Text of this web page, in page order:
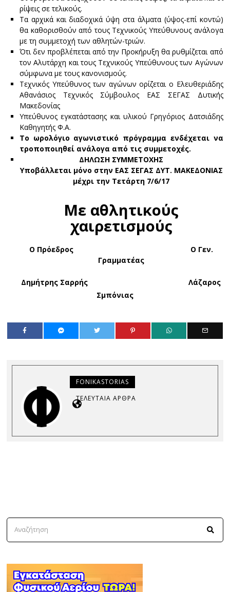
ρίψεις σε τελικούς.
Τα αρχικά και διαδοχικά ύψη στα άλματα (ύψος-επί κοντώ)
θα καθορισθούν από τους Τεχνικούς Υπεύθυνους ανάλογα
με τη συμμετοχή των αθλητών-τριών.
Ότι δεν προβλέπεται από την Προκήρυξη θα ρυθμίζεται από
τον Αλυτάρχη και τους Τεχνικούς Υπεύθυνους των Αγώνων
σύμφωνα με τους κανονισμούς.
Τεχνικός Υπεύθυνος των αγώνων ορίζεται ο Ελευθεριάδης
Αθανάσιος Τεχνικός Σύμβουλος ΕΑΣ ΣΕΓΑΣ Δυτικής
Μακεδονίας
Υπεύθυνος εγκατάστασης και υλικού Γρηγόριος Δατσιάδης
Καθηγητής Φ.Α.
Το ωρολόγιο αγωνιστικό πρόγραμμα ενδέχεται να
τροποποιηθεί ανάλογα από τις συμμετοχές.
ΔΗΛΩΣΗ ΣΥΜΜΕΤΟΧΗΣ
Υποβάλλεται μόνο στην ΕΑΣ ΣΕΓΑΣ ΔΥΤ. ΜΑΚΕΔΟΝΙΑΣ
μέχρι την Τετάρτη 7/6/17
Με αθλητικούς
χαιρετισμούς
Ο Πρόεδρος Ο Γεν.
Γραμματέας
Δημήτρης Σαρρής Λάζαρος
Σμπόνιας
FONIKASTORIAS
ΤΕΛΕΥΤΑΊΑ ΆΡΘΡΑ